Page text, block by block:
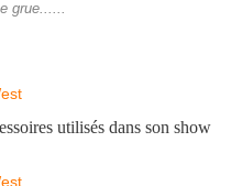
grue......
utilisés dans son show